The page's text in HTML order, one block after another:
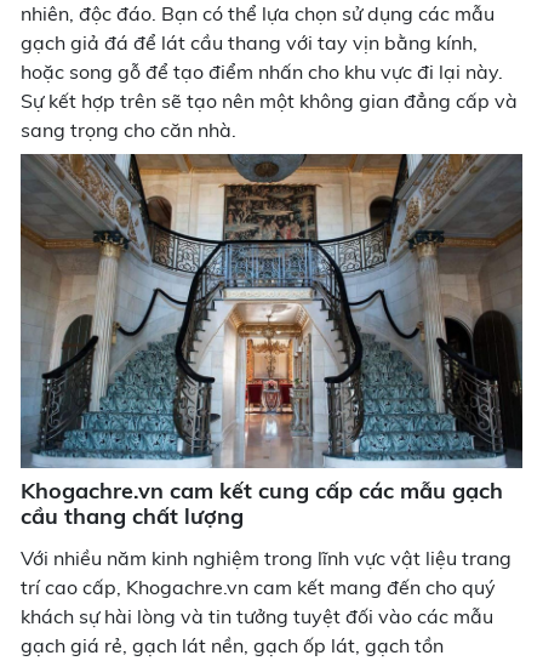
nhiên, độc đáo. Bạn có thể lựa chọn sử dụng các mẫu
gạch giả đá để lát cầu thang với tay vịn bằng kính,
hoặc song gỗ để tạo điểm nhấn cho khu vực đi lại này.
Sự kết hợp trên sẽ tạo nên một không gian đẳng cấp và
sang trọng cho căn nhà.
Khogachre.vn cam kết cung cấp các mẫu gạch
cầu thang chất lượng
Với nhiều năm kinh nghiệm trong lĩnh vực vật liệu trang
trí cao cấp, Khogachre.vn cam kết mang đến cho quý
khách sự hài lòng và tin tưởng tuyệt đối vào các mẫu
gạch giá rẻ, gạch lát nền, gạch ốp lát, gạch tồn